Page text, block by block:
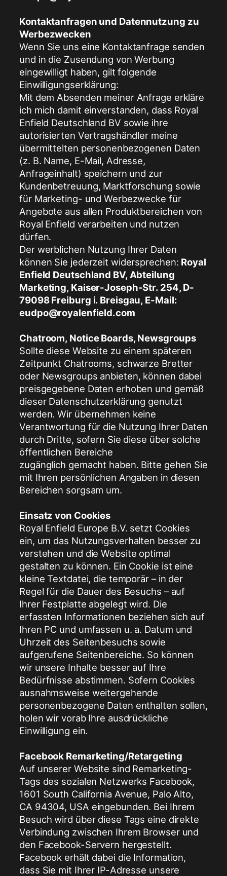
Kontaktanfragen und Datennutzung zu
Werbezwecken
Wenn Sie uns eine Kontaktanfrage senden
und in die Zusendung von Werbung
eingewilligt haben, gilt folgende
Einwilligungserklärung:
Mit dem Absenden meiner Anfrage erkläre
ich mich damit einverstanden, dass Royal
Enfield Deutschland BV sowie ihre
autorisierten Vertragshändler meine
übermittelten personenbezogenen Daten
(z. B. Name, E-Mail, Adresse,
Anfrageinhalt) speichern und zur
Kundenbetreuung, Marktforschung sowie
für Marketing- und Werbezwecke für
Angebote aus allen Produktbereichen von
Royal Enfield verarbeiten und nutzen
dürfen.
Der werblichen Nutzung Ihrer Daten
können Sie jederzeit widersprechen: Royal
Enfield Deutschland BV, Abteilung
Marketing, Kaiser-Joseph-Str. 254, D-
79098 Freiburg i. Breisgau, E-Mail:
eudpo@royalenfield.com
Chatroom, Notice Boards, Newsgroups
Sollte diese Website zu einem späteren
Zeitpunkt Chatrooms, schwarze Bretter
oder Newsgroups anbieten, können dabei
preisgegebene Daten erhoben und gemäß
dieser Datenschutzerklärung genutzt
werden. Wir übernehmen keine
Verantwortung für die Nutzung Ihrer Daten
durch Dritte, sofern Sie diese über solche
öffentlichen Bereiche
zugänglich gemacht haben. Bitte gehen Sie
mit Ihren persönlichen Angaben in diesen
Bereichen sorgsam um.
Einsatz von Cookies
Royal Enfield Europe B.V. setzt Cookies
ein, um das Nutzungsverhalten besser zu
verstehen und die Website optimal
gestalten zu können. Ein Cookie ist eine
kleine Textdatei, die temporär – in der
Regel für die Dauer des Besuchs – auf
Ihrer Festplatte abgelegt wird. Die
erfassten Informationen beziehen sich auf
Ihren PC und umfassen u. a. Datum und
Uhrzeit des Seitenbesuchs sowie
aufgerufene Seitenbereiche. So können
wir unsere Inhalte besser auf Ihre
Bedürfnisse abstimmen. Sofern Cookies
ausnahmsweise weitergehende
personenbezogene Daten enthalten sollen,
holen wir vorab Ihre ausdrückliche
Einwilligung ein.
Facebook Remarketing/Retargeting
Auf unserer Website sind Remarketing-
Tags des sozialen Netzwerks Facebook,
1601 South California Avenue, Palo Alto,
CA 94304, USA eingebunden. Bei Ihrem
Besuch wird über diese Tags eine direkte
Verbindung zwischen Ihrem Browser und
den Facebook-Servern hergestellt.
Facebook erhält dabei die Information,
dass Sie mit Ihrer IP-Adresse unsere